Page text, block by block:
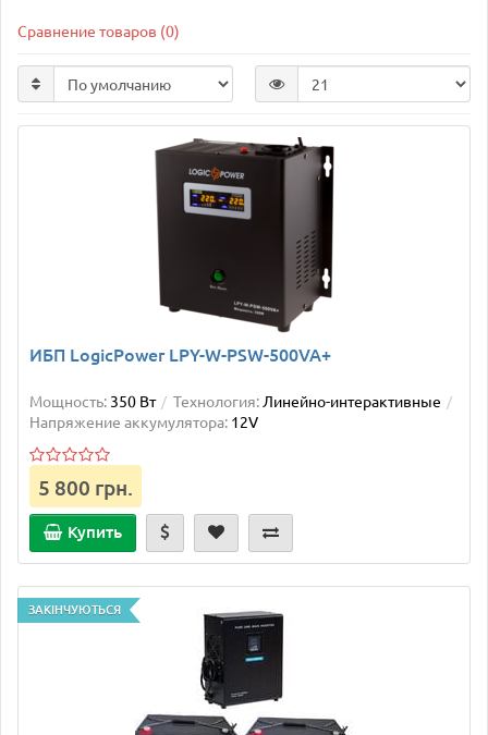
Сравнение товаров (0)
ИБП LogicPower LPY-W-PSW-500VA+
Мощность: 350 Вт Технология: Линейно-интерактивные
Напряжение аккумулятора: 12V
5 800 грн.
Купить
ЗАКІНЧУЮТЬСЯ